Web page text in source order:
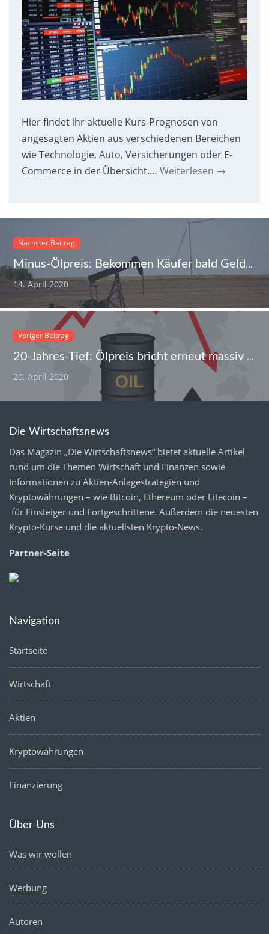
Hier findet ihr aktuelle Kurs-Prognosen von
angesagten Aktien aus verschiedenen Bereichen
wie Technologie, Auto, Versicherungen oder E-
Commerce in der Übersicht.… Weiterlesen →
Nächster Beitrag
Minus-Ölpreis: Bekommen Käufer bald Geld für den Barrel-Kauf?
14. April 2020
Voriger Beitrag
20-Jahres-Tief: Ölpreis bricht erneut massiv ein
20. April 2020
Die Wirtschaftsnews
Das Magazin „Die Wirtschaftsnews“ bietet aktuelle Artikel
rund um die Themen Wirtschaft und Finanzen sowie
Informationen zu Aktien-Anlagestrategien und
Kryptowährungen – wie Bitcoin, Ethereum oder Litecoin –
für Einsteiger und Fortgeschrittene. Außerdem die neuesten
Krypto-Kurse und die aktuellsten Krypto-News.
Partner-Seite
Navigation
Startseite
Wirtschaft
Aktien
Kryptowährungen
Finanzierung
Über Uns
Was wir wollen
Werbung
Autoren